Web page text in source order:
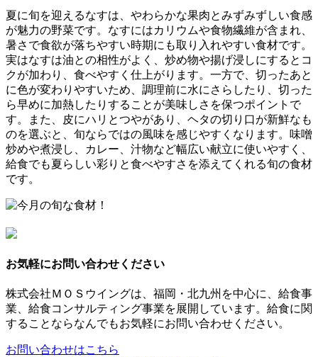
夏に旬を迎えるなすは、やわらかな果肉とみずみずしい食感
が魅力の野菜です。なすにはカリウムや食物繊維が含まれ、
暑さで食欲が落ちやすい時期にも取り入れやすい食材です。
実はなすは油との相性がよく、炒め物や揚げ浸しにするとコ
クが加わり、食べやすく仕上がります。一方で、切ったあと
に色が変わりやすいため、調理前に水にさらしたり、切った
ら早めに加熱したりすることが美味しさを保つポイントで
す。また、皮にハリとつやがあり、ヘタの切り口が新鮮なも
のを選ぶと、旬ならではの風味を感じやすくなります。味噌
炒めや煮浸し、カレー、汁物など幅広い献立に使いやすく、
給食でも夏らしい彩りと食べやすさを添えてくれる旬の食材
です。
お気軽にお問い合わせください
株式会社ＭＯＳウイングは、福岡・北九州を中心に、給食事
業、給食コンサルティング事業を展開しています。給食に関
することならなんでもお気軽にお問い合わせください。
お問い合わせはこちら